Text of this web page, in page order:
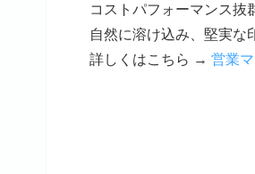
コストパフォーマンス抜
自然に溶け込み、堅実な
詳しくはこちら → 営業